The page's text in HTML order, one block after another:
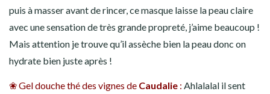
puis à masser avant de rincer, ce masque laisse la peau claire
avec une sensation de très grande propreté, j’aime beaucoup !
Mais attention je trouve qu’il assèche bien la peau donc on
hydrate bien juste après !
❀ Gel douche thé des vignes de Caudalie : Ahlalalal il sent